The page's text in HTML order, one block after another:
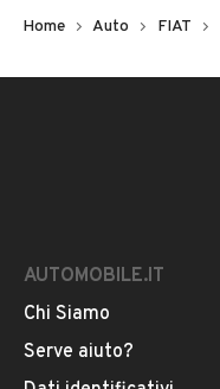
Home Auto FIAT
AUTOMOBILE.IT
Chi Siamo
Serve aiuto?